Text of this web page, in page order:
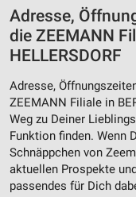
Adresse,
die ZEEMANN
HELLERSDORF
Adresse,
ZEEMANN Filiale in
Weg zu Deiner
Funktion finden. Wenn
Schnäppchen von
aktuellen Prospekte
passendes für Dich